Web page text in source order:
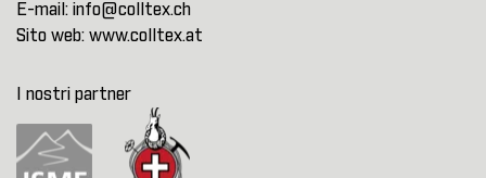
E-mail: info@colltex.ch
Sito web: www.colltex.at
I nostri partner